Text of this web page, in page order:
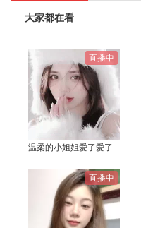
大家都在看
直播中
温柔的小姐姐爱了爱了
直播中